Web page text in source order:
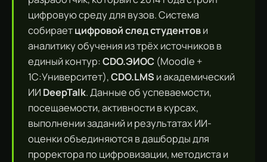
цифровую среду для вузов. Система
собираетцифровой след студентови
аналитику обучения из трёх источников в
единый контур:CDO.ЭИОС (Moodle +
1С:Университет),CDO.LMS и академический
ИИ DeepTalk. Данные об успеваемости,
посещаемости, активности в курсах,
выполнении заданий и результатах ИИ-
оценки объединяются в дашборды для
проректора по цифровизации, методиста и